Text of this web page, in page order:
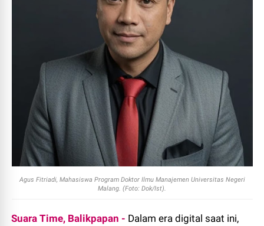
Agus Fitriadi, Mahasiswa Program Doktor Ilmu Manajemen Universitas Negeri
Malang. (Foto: Dok/Ist).
Suara Time, Balikpapan - Dalam era digital saat ini,